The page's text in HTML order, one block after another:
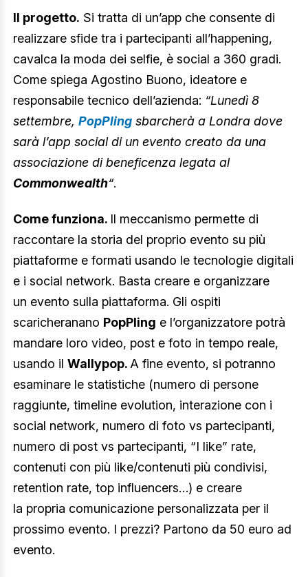
Il progetto. Si tratta di un’app che consente di
realizzare sfide tra i partecipanti all’happening,
cavalca la moda dei selfie, è social a 360 gradi.
Come spiega Agostino Buono, ideatore e
responsabile tecnico dell’azienda: “Lunedì 8
settembre, PopPling sbarcherà a Londra dove
sarà l’app social di un evento creato da una
associazione di beneficenza legata al
Commonwealth“.
Come funziona. Il meccanismo permette di
raccontare la storia del proprio evento su più
piattaforme e formati usando le tecnologie digitali
e i social network. Basta creare e organizzare
un evento sulla piattaforma. Gli ospiti
scaricheranano PopPling e l’organizzatore potrà
mandare loro video, post e foto in tempo reale,
usando il Wallypop. A fine evento, si potranno
esaminare le statistiche (numero di persone
raggiunte, timeline evolution, interazione con i
social network, numero di foto vs partecipanti,
numero di post vs partecipanti, “I like” rate,
contenuti con più like/contenuti più condivisi,
retention rate, top influencers…) e creare
la propria comunicazione personalizzata per il
prossimo evento. I prezzi? Partono da 50 euro ad
evento.